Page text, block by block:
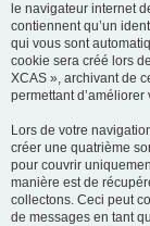
le navigateur internet
contiennent qu’un
qui vous sont
cookie sera créé lors
XCAS », archivant de
permettant
Lors de votre
créer une quatrième
pour couvrir
manière est de
collectons. Ceci peut
de messages en tant